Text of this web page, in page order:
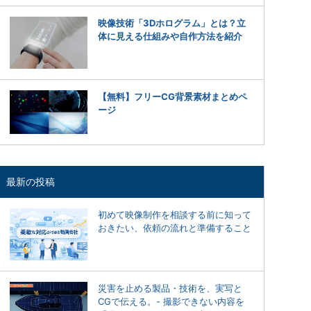
映像技術「3Dホログラム」とは？立
体に見える仕組みや自作方法を紹介
【無料】フリーCG背景素材まとめペ
ージ
最新の投稿
初めて映像制作を相談する前に知って
おきたい、依頼の流れと準備すること
災害を止める製品・技術を、実写と
CGで伝える。- 撮影できない内容を